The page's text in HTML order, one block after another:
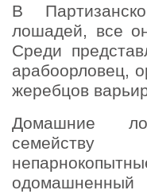
В
лошадей, все
Среди
арабоорловец,
жеребцов
Домашние
семейству
одомашненный